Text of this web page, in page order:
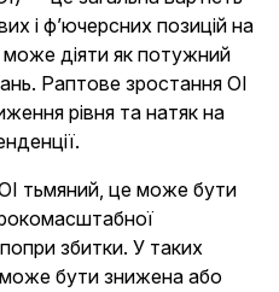
і ф’ючерсних позицій на
може діяти як потужний
Раптове зростання OI
рівня та натяк на
тьмяний, це може бути
збитки. У таких
бути знижена або